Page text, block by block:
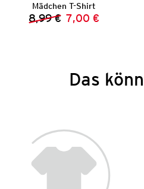
Mädchen T-Shirt
Vorheriger Preis:
8,99 € Neuer Preis:
7,00 €
Das